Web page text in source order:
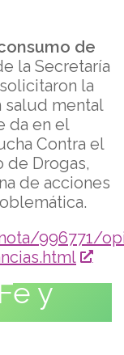
de
la Secretaría
la
salud mental
da en el
Contra el
de Drogas,
de acciones
996771/
y